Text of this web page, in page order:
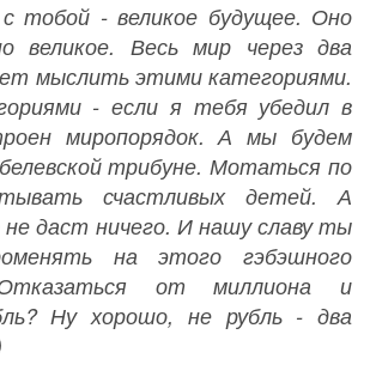
тобой - великое будущее. Оно
великое. Весь мир через два
мыслить этими категориями.
- если я тебя убедил в
миропорядок. А мы будем
трибуне. Мотаться по
счастливых детей. А
даст ничего. И нашу славу ты
на этого гэбэшного
Отказаться от миллиона и
Ну хорошо, не рубль - два